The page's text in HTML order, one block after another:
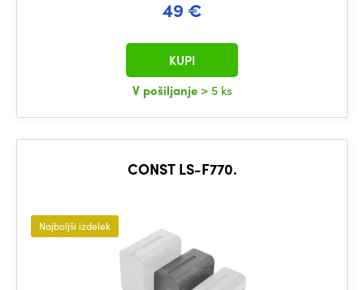
49 €
V pošiljanje > 5 ks
KUPI
CONST LS-F770.
Najboljši izdelek